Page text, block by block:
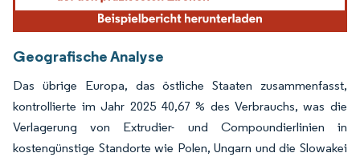
Geografische Analyse
Das übrige Europa, das östliche Staaten zusammenfasst,
kontrollierte im Jahr 2025 40,67 % des Verbrauchs, was die
Verlagerung von Extrudier- und Compoundierlinien in
kostengünstige Standorte wie Polen, Ungarn und die Slowakei